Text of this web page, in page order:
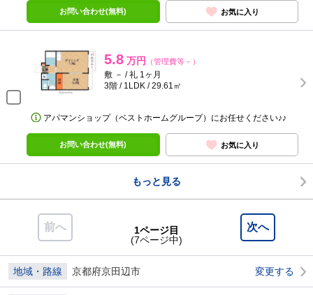
お問い合わせ(無料) お気に入り
5.8 万円 （管理費等－）
敷 － / 礼 1ヶ月
3階 / 1LDK / 29.61㎡
アパマンショップ（ベストホームグループ）にお任せください♪♪
お問い合わせ(無料) お気に入り
もっと見る
前へ 次へ
1ページ目
(7ページ中)
地域・路線 京都府京田辺市 変更する